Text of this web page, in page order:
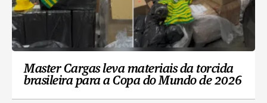
Master Cargas leva materiais da torcida
brasileira para a Copa do Mundo de 2026